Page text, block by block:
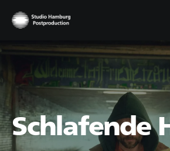
Schlafende